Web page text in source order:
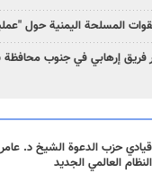
المسلحة اليمنية حول
فريق إرهابي في جنوب
قيادي حزب الدعوة الشيخ د.
النظام العالمي الجديد